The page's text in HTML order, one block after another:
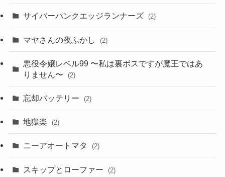
サイバーパンクエッジランナーズ (2)
マヤさんの夜ふかし (2)
悪役令嬢レベル99 〜私は裏ボスですが魔王ではあ
りません〜
(2)
忘却バッテリー (2)
地獄楽 (2)
ニーアオートマタ (2)
スキップとローファー (2)